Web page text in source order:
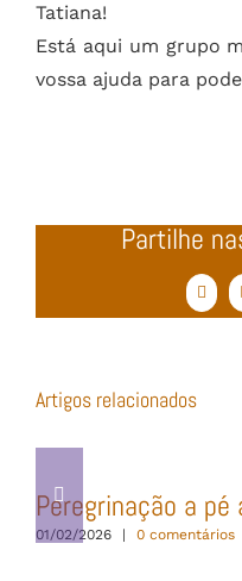
Tatiana!
Está aqui um grupo
vossa ajuda para
Partilhe
Artigos relacionados
Peregrinação a
01/02/2026 | 0 comentários